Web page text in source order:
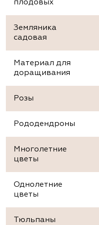
плодовых
Земляника
садовая
Материал для
доращивания
Розы
Рододендроны
Многолетние
цветы
Однолетние
цветы
Тюльпаны